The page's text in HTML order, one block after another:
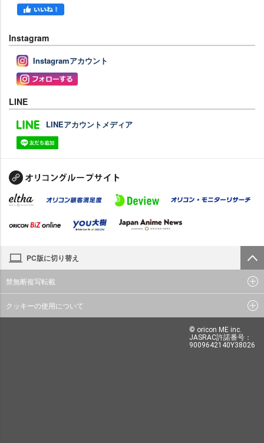
Instagram
Instagramアカウント
LINE
LINEアカウントメディア
PC版に切り替え
禁無断複写転載
クッキーの使用について
© oricon ME inc.
JASRAC許諾番号：
9009642140Y38026